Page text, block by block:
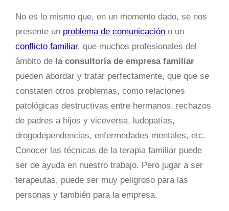
No es lo mismo que, en un momento dado, se nos
presente un problema de comunicación o un
conflicto familiar, que muchos profesionales del
ámbito de la consultoría de empresa familiar
pueden abordar y tratar perfectamente, que que se
constaten otros problemas, como relaciones
patológicas destructivas entre hermanos, rechazos
de padres a hijos y viceversa, ludopatías,
drogodependencias, enfermedades mentales, etc.
Conocer las técnicas de la terapia familiar puede
ser de ayuda en nuestro trabajo. Pero jugar a ser
terapeutas, puede ser muy peligroso para las
personas y también para la empresa.